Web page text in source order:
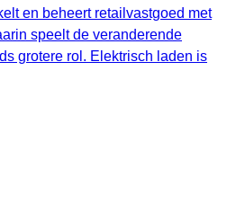
en beheert retailvastgoed met
speelt de veranderende
grotere rol. Elektrisch laden is